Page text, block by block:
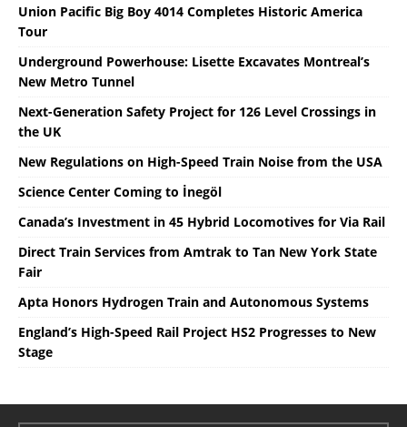
Union Pacific Big Boy 4014 Completes Historic America
Tour
Underground Powerhouse: Lisette Excavates Montreal’s
New Metro Tunnel
Next-Generation Safety Project for 126 Level Crossings in
the UK
New Regulations on High-Speed ​​Train Noise from the USA
Science Center Coming to İnegöl
Canada’s Investment in 45 Hybrid Locomotives for Via Rail
Direct Train Services from Amtrak to Tan New York State
Fair
Apta Honors Hydrogen Train and Autonomous Systems
England’s High-Speed ​​Rail Project HS2 Progresses to New
Stage